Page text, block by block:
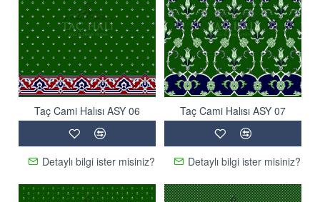
Taç Cami Halısı ASY 06
Detaylı bilgi ister misiniz?
Taç Cami Halısı ASY 07
Detaylı bilgi ister misiniz?